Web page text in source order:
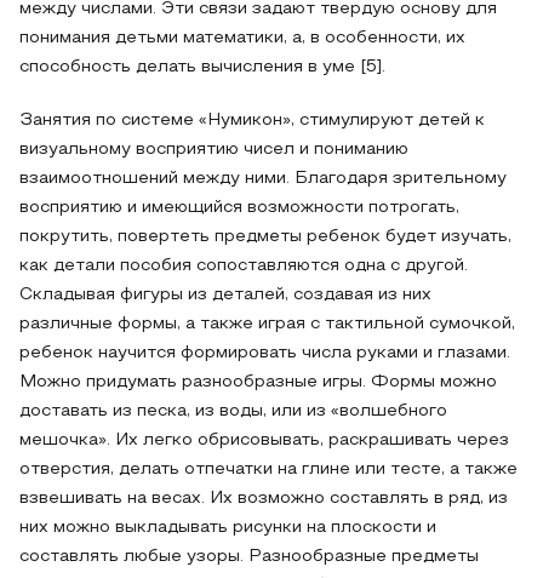
между числами. Эти связи задают твердую основу для
понимания детьми математики, а, в особенности, их
способность делать вычисления в уме [5].
Занятия по системе «Нумикон», стимулируют детей к
визуальному восприятию чисел и пониманию
взаимоотношений между ними. Благодаря зрительному
восприятию и имеющийся возможности потрогать,
покрутить, повертеть предметы ребенок будет изучать,
как детали пособия сопоставляются одна с другой.
Складывая фигуры из деталей, создавая из них
различные формы, а также играя с тактильной сумочкой,
ребенок научится формировать числа руками и глазами.
Можно придумать разнообразные игры. Формы можно
доставать из песка, из воды, или из «волшебного
мешочка». Их легко обрисовывать, раскрашивать через
отверстия, делать отпечатки на глине или тесте, а также
взвешивать на весах. Их возможно составлять в ряд, из
них можно выкладывать рисунки на плоскости и
составлять любые узоры. Разнообразные предметы